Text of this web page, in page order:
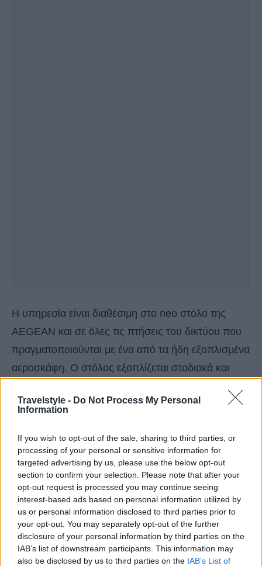
Travelstyle - Do Not Process My Personal
Information
If you wish to opt-out of the sale, sharing to third parties, or
processing of your personal or sensitive information for
targeted advertising by us, please use the below opt-out
section to confirm your selection. Please note that after your
opt-out request is processed you may continue seeing
interest-based ads based on personal information utilized by
us or personal information disclosed to third parties prior to
your opt-out. You may separately opt-out of the further
disclosure of your personal information by third parties on the
IAB’s list of downstream participants. This information may
also be disclosed by us to third parties on the IAB’s List of
Η υπηρεσία είναι διαθέσιμη στο neo στόλο της
AEGEAN και σε όλες τις πτήσεις του δικτύου που
πραγματοποιούνται με ένα από τα ήδη εξοπλισμένα
αεροσκάφη. Ο στόλος εξοπλίζεται σταδιακά και
προσφέρουν την υπηρεσία Wi-Fi onboard.